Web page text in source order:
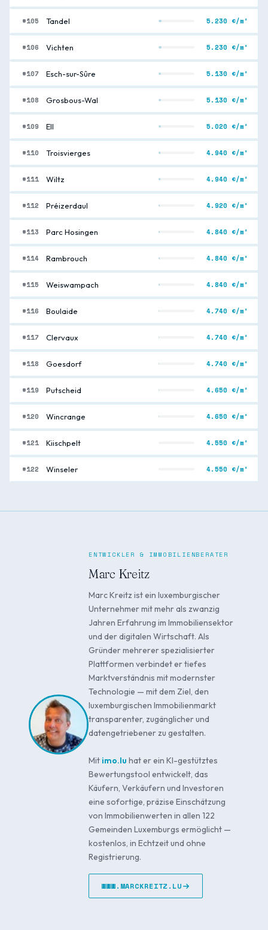
#105 Tandel 5.230 €/m²
#106 Vichten 5.230 €/m²
#107 Esch-sur-Sûre 5.130 €/m²
#108 Grosbous-Wal 5.130 €/m²
#109 Ell 5.020 €/m²
#110 Troisvierges 4.940 €/m²
#111 Wiltz 4.940 €/m²
#112 Préizerdaul 4.920 €/m²
#113 Parc Hosingen 4.840 €/m²
#114 Rambrouch 4.840 €/m²
#115 Weiswampach 4.840 €/m²
#116 Boulaide 4.740 €/m²
#117 Clervaux 4.740 €/m²
#118 Goesdorf 4.740 €/m²
#119 Putscheid 4.650 €/m²
#120 Wincrange 4.650 €/m²
#121 Kiischpelt 4.550 €/m²
#122 Winseler 4.550 €/m²
ENTWICKLER & IMMOBILIENBERATER
Marc Kreitz
Marc Kreitz ist ein luxemburgischer
Unternehmer mit mehr als zwanzig
Jahren Erfahrung im Immobiliensektor
und der digitalen Wirtschaft. Als
Gründer mehrerer spezialisierter
Plattformen verbindet er tiefes
Marktverständnis mit modernster
Technologie — mit dem Ziel, den
luxemburgischen Immobilienmarkt
transparenter, zugänglicher und
datengetriebener zu gestalten.
Mit imo.lu hat er ein KI-gestütztes
Bewertungstool entwickelt, das
Käufern, Verkäufern und Investoren
eine sofortige, präzise Einschätzung
von Immobilienwerten in allen 122
Gemeinden Luxemburgs ermöglicht —
kostenlos, in Echtzeit und ohne
Registrierung.
WWW.MARCKREITZ.LU